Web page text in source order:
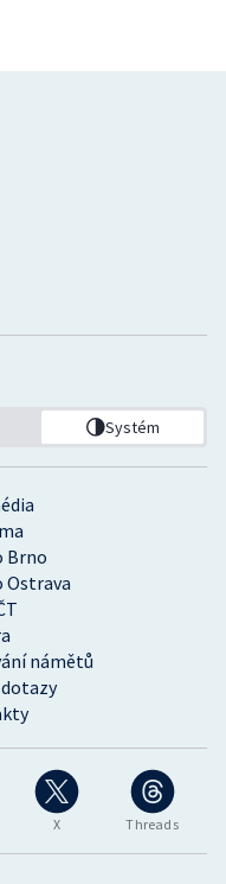
X Threads
Brno
Ostrava
námětů
Systém